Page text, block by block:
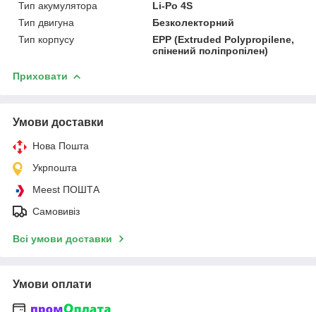
Тип акумулятора
Li-Po 4S
Тип двигуна
Безколекторний
Тип корпусу
EPP (Extruded Polypropilene,
спінений поліпропілен)
Приховати
Умови доставки
Нова Пошта
Укрпошта
Meest ПОШТА
Самовивіз
Всі умови доставки
Умови оплати